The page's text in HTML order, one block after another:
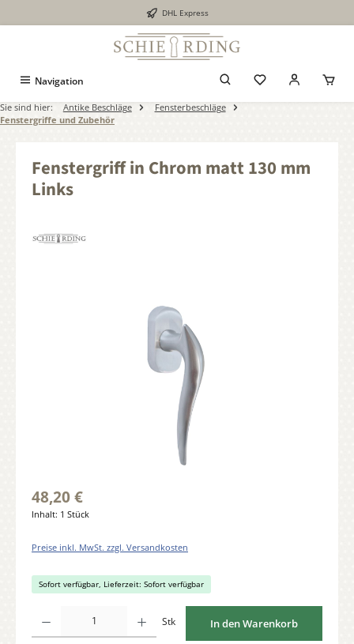
DHL Express
Navigation
Sie sind hier: Antike Beschläge
Fensterbeschläge
Fenstergriffe und Zubehör
Fenstergriff in Chrom matt 130 mm
Links
48,20 €
Inhalt: 1 Stück
Preise inkl. MwSt. zzgl. Versandkosten
Sofort verfügbar, Lieferzeit: Sofort verfügbar
Stk In den Warenkorb